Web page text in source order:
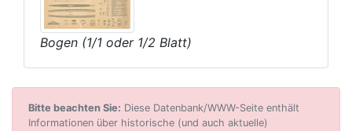
Bogen (1/1 oder 1/2 Blatt)
Bitte beachten Sie: Diese Datenbank/WWW-Seite enthält
Informationen über historische (und auch aktuelle)